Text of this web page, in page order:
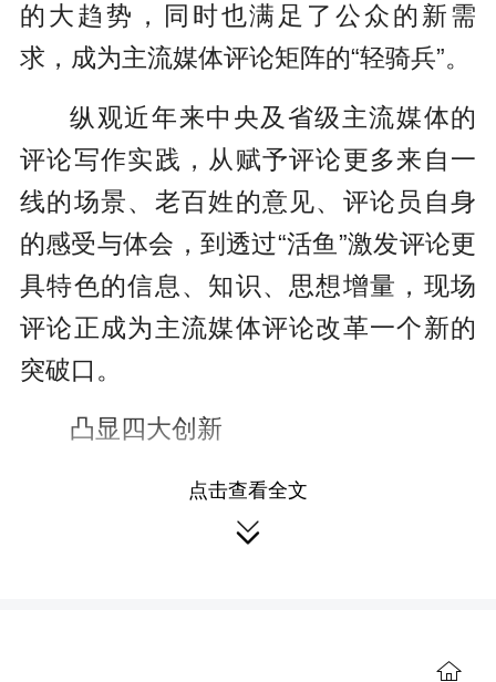
的大趋势，同时也满足了公众的新需
求，成为主流媒体评论矩阵的“轻骑兵”。
纵观近年来中央及省级主流媒体的
评论写作实践，从赋予评论更多来自一
线的场景、老百姓的意见、评论员自身
的感受与体会，到透过“活鱼”激发评论更
具特色的信息、知识、思想增量，现场
评论正成为主流媒体评论改革一个新的
突破口。
凸显四大创新
评论生产机制创新。以往，评论写
作的模式大多是：评论员围绕某一主题
稿。而现场评论要求写作不局限于“从网
点击查看全文
